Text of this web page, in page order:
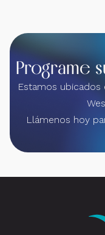
Programe
Estamos ubicados
Llámenos hoy